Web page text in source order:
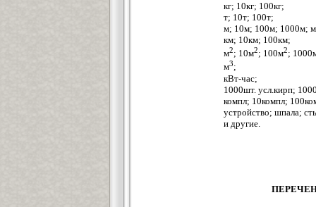
кг; 10кг; 100кг;
т; 10т; 100т;
м; 10м; 100м; 1000м;
км; 10км; 100км;
м2; 10м2; 100м2;
м3;
кВт-час;
1000шт. усл.кирп;
компл; 10компл;
устройство; шпала;
и другие.